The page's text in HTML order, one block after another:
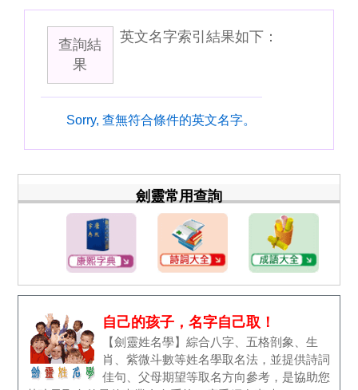
查詢結
果
英文名字索引結果如下：
Sorry, 查無符合條件的英文名字。
劍靈常用查詢
自己的孩子，名字自己取！
【劍靈姓名學】綜合八字、五格剖象、生
肖、紫微斗數等姓名學取名法，並提供詩詞
佳句、父母期望等取名方向參考，是協助您